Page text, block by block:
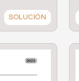
SOLUCIÓN